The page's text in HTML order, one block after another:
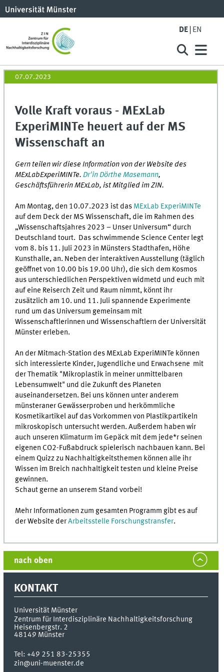
DE EN
07.07.2023
Volle Kraft voraus - MExLab
ExperiMINTe heuert auf der MS
Wissenschaft an
Gern teilen wir diese Information von der Website des
MExLabExperiMINTe.Dr'in Dörthe Masemann,
Geschäftsführerin MExLab, ist Mitglied im ZIN.
Am Montag, den 10.07.2023 ist das MExLab ExperiMINTe
auf dem Deck der MS Wissenschaft, die im Rahmen des
„Wissenschaftsjahres 2023 – Unser Universum“ durch
Deutschland tourt. Das schwimmende Science Center legt
vom 8. bis 11. Juli 2023 in Münsters Stadthafen, Höhe
Kunsthalle, an. Neben der interaktiven Ausstellung (täglich
geöffnet von 10.00 bis 19.00 Uhr), die sich dem Kosmos
aus unterschiedlichen Perspektiven widmetd und euch mit
auf eine Reiserch Zeit und Raum nimmt, könnt ihr
zusätzlich am 10. und 11. Juli spannende Experimente
rund um das Universum gemeinsam mit
Wissenschaftlerinnen und Wissenschaftlern der Universität
Münster erleben.
An der Mitmach-Station des MExLab ExperiMINTe können
sich interessierte Kinder, Jugendliche und Erwachsene mit
der Thematik "Mikroplastik in meiner unmittelbaren
Lebensumwelt" und die Zukunft des Planeten
auseinandersetzen. Bei uns können unter anderem
münsteraner Gewässerproben und herkömmliche
Kosmetikartikel auf das Vorkommen von Plastikpartikeln
mikroskopisch untersucht werden. Außerdem haben wir
auch unseren Klimaturm im Gepäck mit dem jede*r seinen
eigenen CO2-Fußabdruck spielerisch nachbauen kann. Bei
einem Quizz zu Nachhaltigkeitsthemen können alle ihr
Wissen im Breich nachhaltigkeit testen und kleine Preise
gewinnen.
Schaut gerne an unserem Stand vorbei!
Mehr Informationen zum gesamten Programm gibt es auf
der Website derArbeitsstelle Forschungstransfer.
nach oben
KONTAKT
Universität Münster
Zentrum für Interdisziplinäre Nachhaltigkeitsforschung
Heisenbergstr. 2
48149 Münster
Tel:+49 251 83-25355
zin@uni-muenster.de